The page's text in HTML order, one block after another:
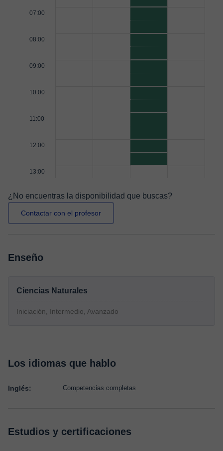
07:00
08:00
09:00
10:00
11:00
12:00
13:00
¿No encuentras la disponibilidad que buscas?
Contactar con el profesor
Enseño
Ciencias Naturales
Iniciación, Intermedio, Avanzado
Los idiomas que hablo
Inglés: Competencias completas
Estudios y certificaciones